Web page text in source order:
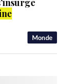
Monde